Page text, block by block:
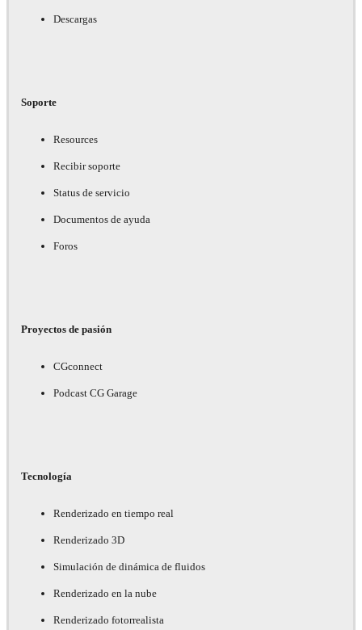
Descargas
Soporte
Resources
Recibir soporte
Status de servicio
Documentos de ayuda
Foros
Proyectos de pasión
CGconnect
Podcast CG Garage
Tecnología
Renderizado en tiempo real
Renderizado 3D
Simulación de dinámica de fluidos
Renderizado en la nube
Renderizado fotorrealista